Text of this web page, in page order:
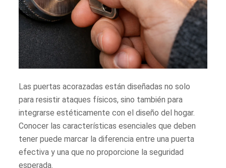
Las puertas acorazadas están diseñadas no solo
para resistir ataques físicos, sino también para
integrarse estéticamente con el diseño del hogar.
Conocer las características esenciales que deben
tener puede marcar la diferencia entre una puerta
efectiva y una que no proporcione la seguridad
esperada.